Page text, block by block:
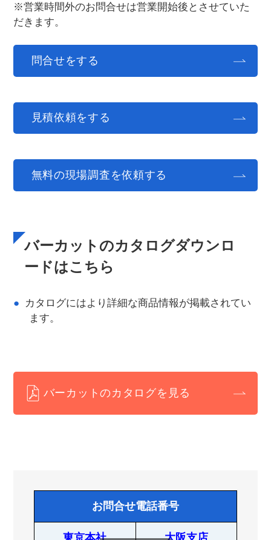
※営業時間外のお問合せは営業開始後とさせていた
だきます。
問合せをする
見積依頼をする
無料の現場調査を依頼する
バーカットのカタログダウンロ
ードはこちら
カタログにはより詳細な商品情報が掲載されてい
ます。
バーカットのカタログを見る
お問合せ電話番号